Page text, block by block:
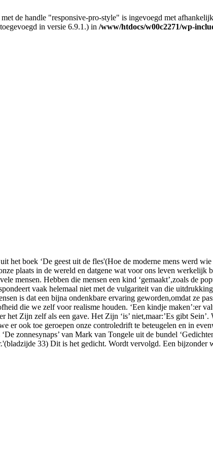
de handle "responsive-pro-style" is ingevoegd met
in versie 6.9.1.) in /www/htdocs/w00c2271/wp-
het boek ‘De geest uit de fles'(Hoe de moderne mens werd
plaats in de wereld en datgene wat voor ons leven
mensen. Hebben die mensen een kind ‘gemaakt’,zoals de
vaak helemaal niet met de vulgariteit van die
is dat een bijna ondenkbare ervaring geworden,omdat ze
die we zelf voor realisme houden. ‘Een kindje maken’:er
Zijn zelf als een gave. Het Zijn ‘is’ niet,maar:’Es gibt
er ook toe geroepen onze controledrift te beteugelen en in
zonnesynaps’ van Mark van Tongele uit de bundel
33) Dit is het gedicht. Wordt vervolgd. Een bijzonder